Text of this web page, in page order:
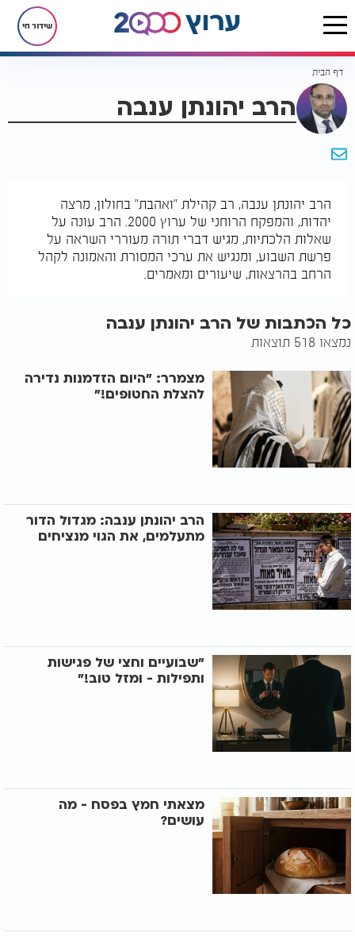
שידור חי
דף הבית
הרב יהונתן ענבה
הרב יהונתן ענבה, רב קהילת "ואהבת" בחולון, מרצה
יהדות, והמפקח הרוחני של ערוץ 2000. הרב עונה על
שאלות הלכתיות, מגיש דברי תורה מעוררי השראה על
פרשת השבוע, ומנגיש את ערכי המסורת והאמונה לקהל
הרחב בהרצאות, שיעורים ומאמרים.
כל הכתבות של הרב יהונתן ענבה
נמצאו 518 תוצאות
מצמרר: "היום הזדמנות נדירה
להצלת החטופים!"
הרב יהונתן ענבה: מגדול הדור
מתעלמים, את הגוי מנציחים
"שבועיים וחצי של פגישות
ותפילות - ומזל טוב!"
מצאתי חמץ בפסח - מה
עושים?